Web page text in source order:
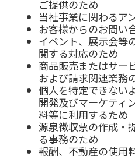
ご提供のため
当社事業に関わるア
お客様からのお問い
イベント、展示会等
関する対応のため
商品販売またはサー
および請求関連業務
個人を特定できない
開発及びマーケティ
料等に利用するため
源泉徴収票の作成・
る事務のため
報酬、不動産の使用